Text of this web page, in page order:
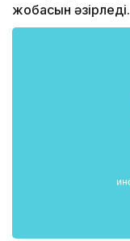
жобасын әзірледі.